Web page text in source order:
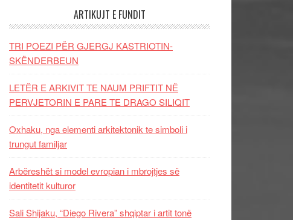
ARTIKUJT E FUNDIT
TRI POEZI PËR GJERGJ KASTRIOTIN-
SKËNDERBEUN
LETËR E ARKIVIT TE NAUM PRIFTIT NË
PERVJETORIN E PARE TE DRAGO SILIQIT
Oxhaku, nga elementi arkitektonik te simboli i
trungut familjar
Arbëreshët si model evropian i mbrojtjes së
identitetit kulturor
Sali Shijaku, “Diego Rivera” shqiptar i artit tonë